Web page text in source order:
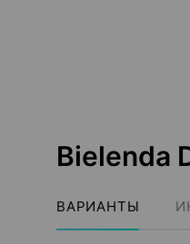
Bielenda
ВАРИАНТЫ